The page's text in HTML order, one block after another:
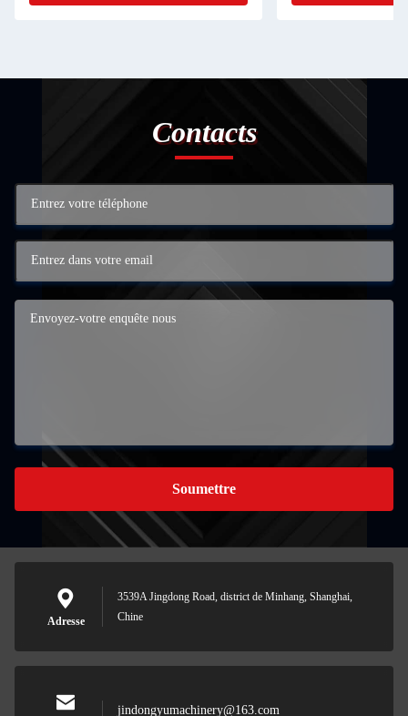
Contacts
Soumettre
Adresse
3539A Jingdong Road, district de Minhang, Shanghai,
Chine
jindongyumachinery@163.com